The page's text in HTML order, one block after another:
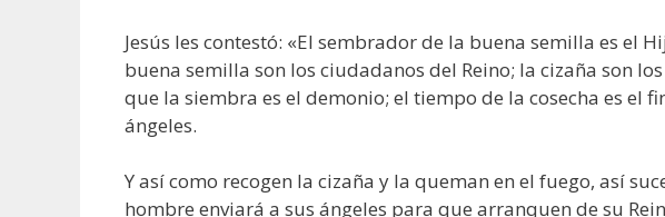
Jesús les contestó: «El sembrador de la buena semilla es el
buena semilla son los ciudadanos del Reino; la cizaña son
que la siembra es el demonio; el tiempo de la cosecha es el
ángeles.
Y así como recogen la cizaña y la queman en el fuego, así
hombre enviará a sus ángeles para que arranquen de su